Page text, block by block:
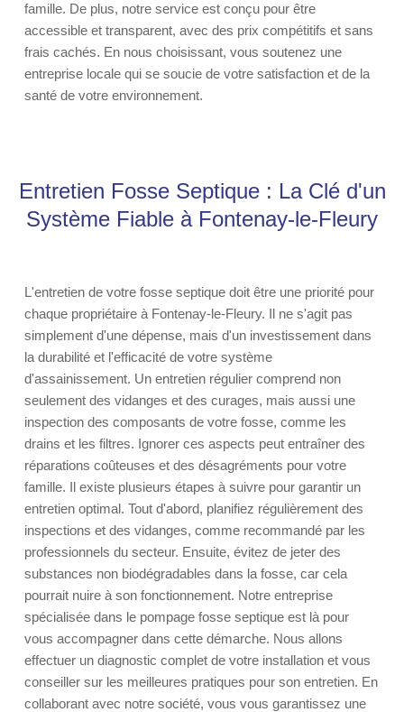
famille. De plus, notre service est conçu pour être
accessible et transparent, avec des prix compétitifs et sans
frais cachés. En nous choisissant, vous soutenez une
entreprise locale qui se soucie de votre satisfaction et de la
santé de votre environnement.
Entretien Fosse Septique : La Clé d'un
Système Fiable à Fontenay-le-Fleury
L'entretien de votre fosse septique doit être une priorité pour
chaque propriétaire à Fontenay-le-Fleury. Il ne s'agit pas
simplement d'une dépense, mais d'un investissement dans
la durabilité et l'efficacité de votre système
d'assainissement. Un entretien régulier comprend non
seulement des vidanges et des curages, mais aussi une
inspection des composants de votre fosse, comme les
drains et les filtres. Ignorer ces aspects peut entraîner des
réparations coûteuses et des désagréments pour votre
famille. Il existe plusieurs étapes à suivre pour garantir un
entretien optimal. Tout d'abord, planifiez régulièrement des
inspections et des vidanges, comme recommandé par les
professionnels du secteur. Ensuite, évitez de jeter des
substances non biodégradables dans la fosse, car cela
pourrait nuire à son fonctionnement. Notre entreprise
spécialisée dans le pompage fosse septique est là pour
vous accompagner dans cette démarche. Nous allons
effectuer un diagnostic complet de votre installation et vous
conseiller sur les meilleures pratiques pour son entretien. En
collaborant avec notre société, vous vous garantissez une